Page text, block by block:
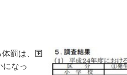
罰は、国
になっ